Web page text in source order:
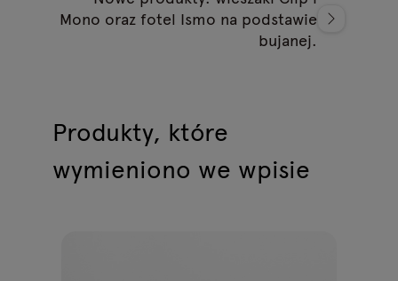
Mono oraz fotel Ismo na podstawie
bujanej.
Produkty, które
wymieniono we wpisie